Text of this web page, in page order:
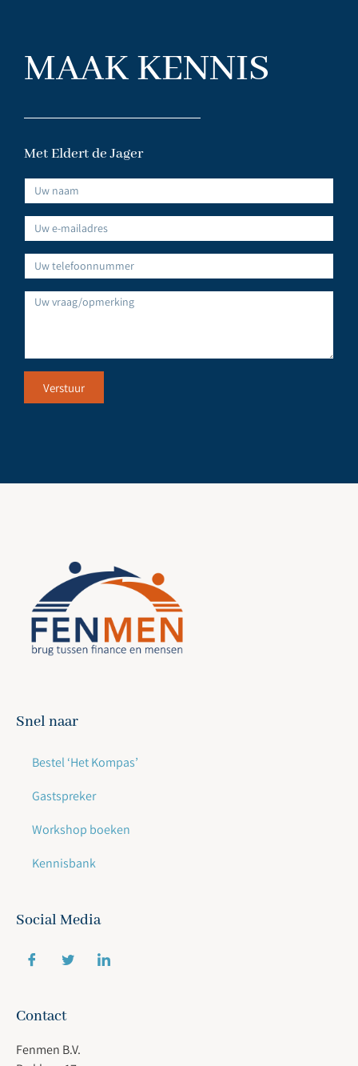
MAAK KENNIS
Met Eldert de Jager
Verstuur
Snel naar
Bestel ‘Het Kompas’
Gastspreker
Workshop boeken
Kennisbank
Social Media
Contact
Fenmen B.V.